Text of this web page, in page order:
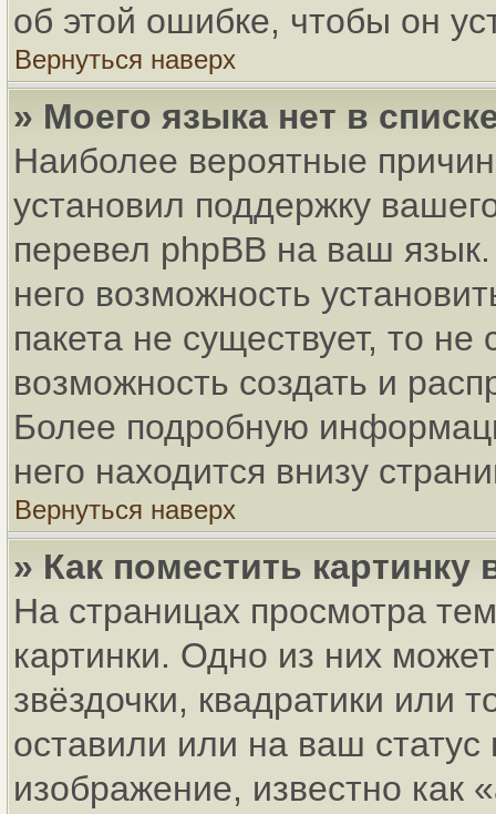
об этой ошибке, чтобы он
Вернуться наверх
» Моего языка нет в
Наиболее вероятные
установил поддержку
перевел phpBB на ваш
него возможность
пакета не существует, то
возможность создать и
Более подробную
него находится внизу
Вернуться наверх
» Как поместить
На страницах просмотра
картинки. Одно из них
звёздочки, квадратики или
оставили или на ваш
изображение, известно как